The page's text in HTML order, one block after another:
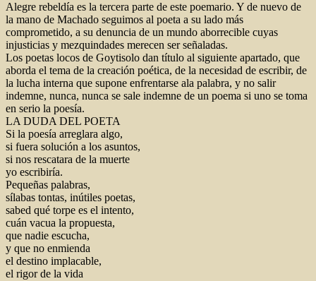
Alegre rebeldía es la tercera parte de este poemario. Y de nuevo de
la mano de Machado seguimos al poeta a su lado más
comprometido, a su denuncia de un mundo aborrecible cuyas
injusticias y mezquindades merecen ser señaladas.
Los poetas locos de Goytisolo dan título al siguiente apartado, que
aborda el tema de la creación poética, de la necesidad de escribir, de
la lucha interna que supone enfrentarse ala palabra, y no salir
indemne, nunca, nunca se sale indemne de un poema si uno se toma
en serio la poesía.
LA DUDA DEL POETA
Si la poesía arreglara algo,
si fuera solución a los asuntos,
si nos rescatara de la muerte
yo escribiría.
Pequeñas palabras,
sílabas tontas, inútiles poetas,
sabed qué torpe es el intento,
cuán vacua la propuesta,
que nadie escucha,
y que no enmienda
el destino implacable,
el rigor de la vida